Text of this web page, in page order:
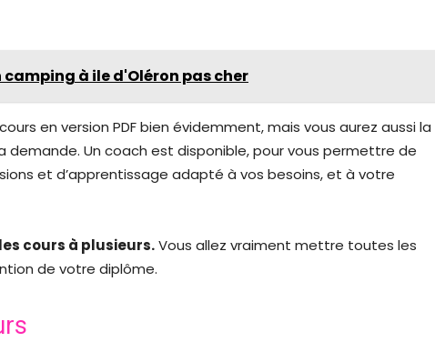
camping à ile d'Oléron pas cher
en version PDF bien évidemment, mais vous aurez aussi la
demande. Un coach est disponible, pour vous permettre de
et d’apprentissage adapté à vos besoins, et à votre
cours à plusieurs.Vous allez vraiment mettre toutes les
de votre diplôme.